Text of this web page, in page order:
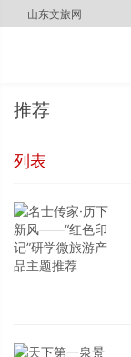
山东文旅网
推荐
列表